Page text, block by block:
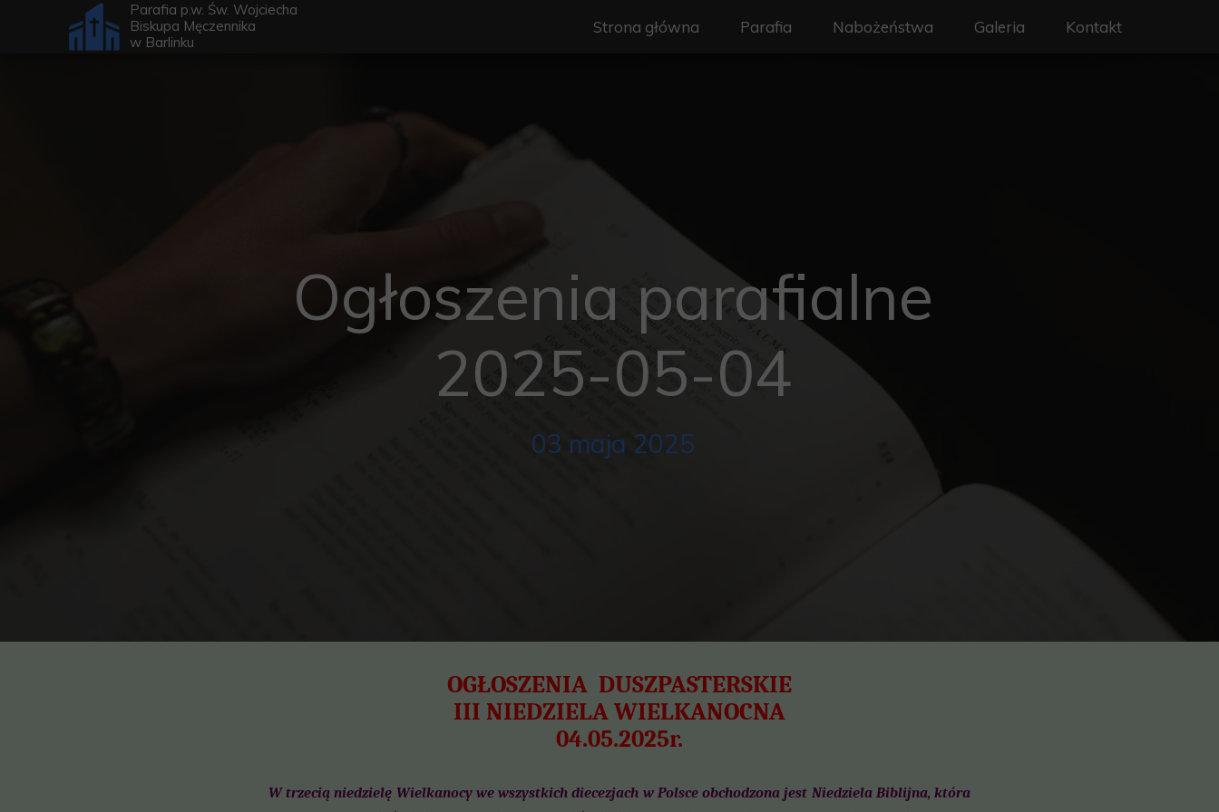
Parafia p.w. Św. Wojciecha
Biskupa Męczennika
w Barlinku
Strona główna Parafia
Historia
Standardy ochrony dzieci
Nabożeństwa Galeria Kontakt
Ogłoszenia parafialne
2025-05-04
03 maja 2025
OGŁOSZENIA DUSZPASTERSKIE
III NIEDZIELA WIELKANOCNA
04.05.2025r.
W trzecią niedzielę Wielkanocy we wszystkich diecezjach w Polsce obchodzona jest Niedziela Biblijna, która